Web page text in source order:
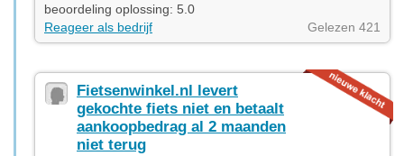
beoordeling oplossing: 5.0
Reageer als bedrijf
Gelezen 421
Fietsenwinkel.nl levert
gekochte fiets niet en betaalt
aankoopbedrag al 2 maanden
niet terug